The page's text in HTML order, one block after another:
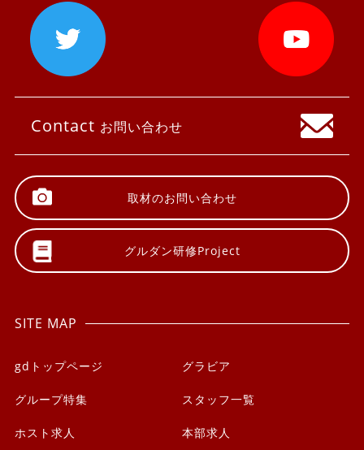
Contact お問い合わせ
取材のお問い合わせ
グルダン研修Project
SITE MAP
gdトップページ グラビア
グループ特集 スタッフ一覧
ホスト求人 本部求人